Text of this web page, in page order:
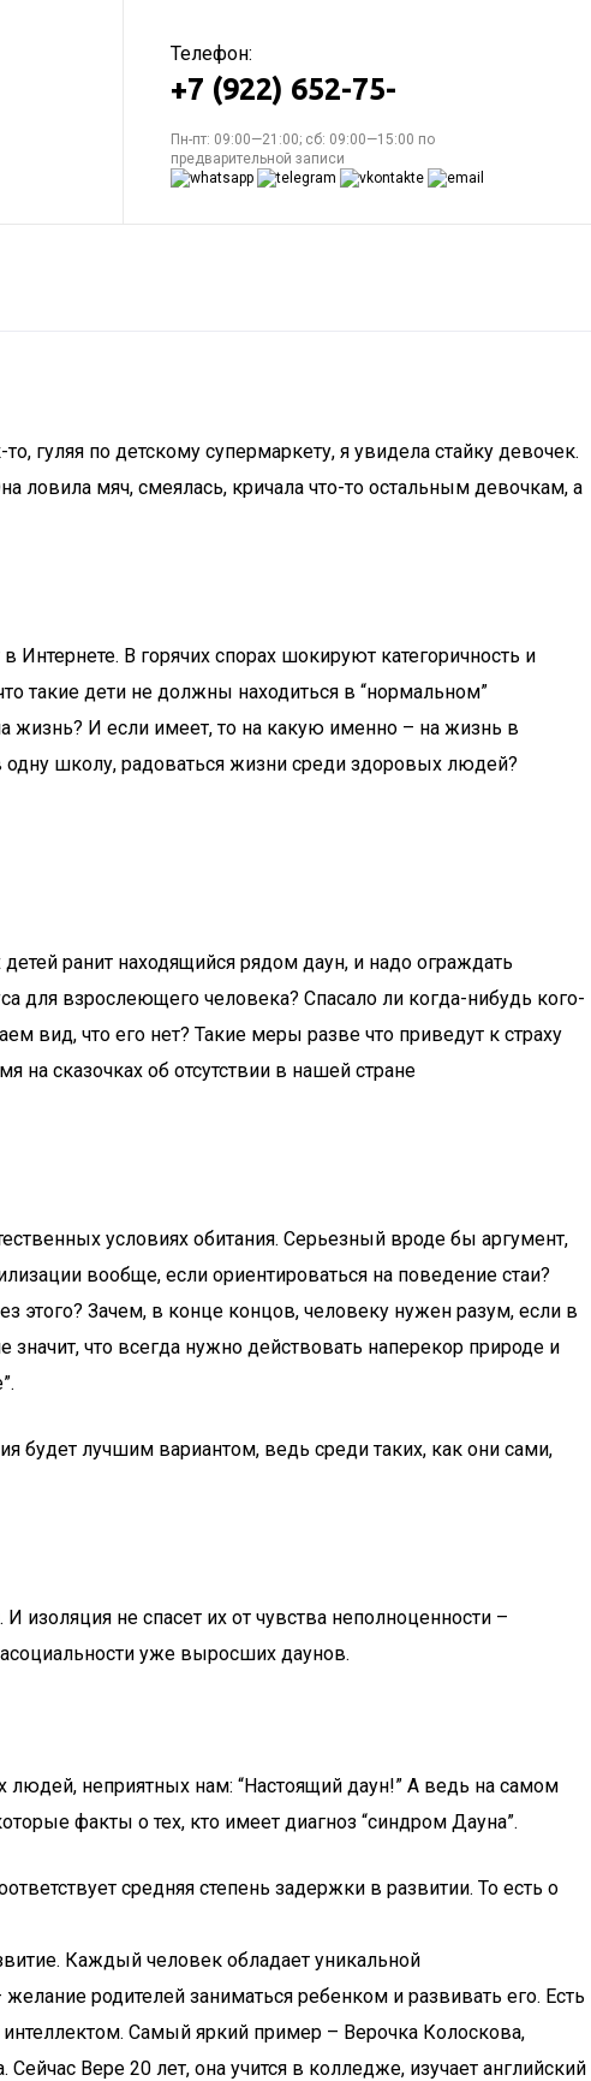
Телефон:
+7 (922) 652-75-
Пн-пт: 09:00—21:00; сб: 09:00—15:00 по
предварительной записи
по детскому супермаркету, я увидела стайку девочек.
мяч, смеялась, кричала что-то остальным девочкам, а
В горячих спорах шокируют категоричность и
такие дети не должны находиться в “нормальном”
жизнь? И если имеет, то на какую именно – на жизнь в
школу, радоваться жизни среди здоровых людей?
ранит находящийся рядом даун, и надо ограждать
для взрослеющего человека? Спасало ли когда-нибудь кого-
вид, что его нет? Такие меры разве что приведут к страху
на сказочках об отсутствии в нашей стране
условиях обитания. Серьезный вроде бы аргумент,
вообще, если ориентироваться на поведение стаи?
Зачем, в конце концов, человеку нужен разум, если в
что всегда нужно действовать наперекор природе и
будет лучшим вариантом, ведь среди таких, как они сами,
не спасет их от чувства неполноценности –
уже выросших даунов.
неприятных нам: “Настоящий даун!” А ведь на самом
факты о тех, кто имеет диагноз “синдром Дауна”.
средняя степень задержки в развитии. То есть о
Каждый человек обладает уникальной
родителей заниматься ребенком и развивать его. Есть
Самый яркий пример – Верочка Колоскова,
Вере 20 лет, она учится в колледже, изучает английский